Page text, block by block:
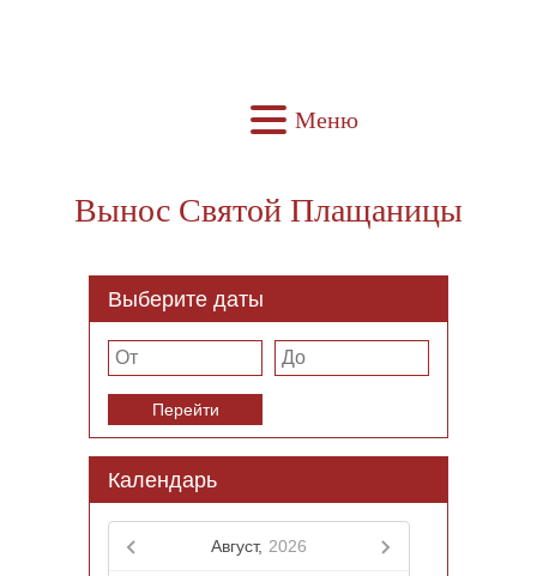
Меню
Вынос Святой Плащаницы
Выберите даты
Перейти
Календарь
Август, 2026